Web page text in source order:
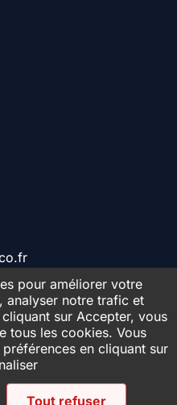
pour améliorer votre
analyser notre trafic et
sur Accepter, vous
tous les cookies. Vous
en cliquant sur
Tout refuser
Pro & CO
confidentialité
Légales